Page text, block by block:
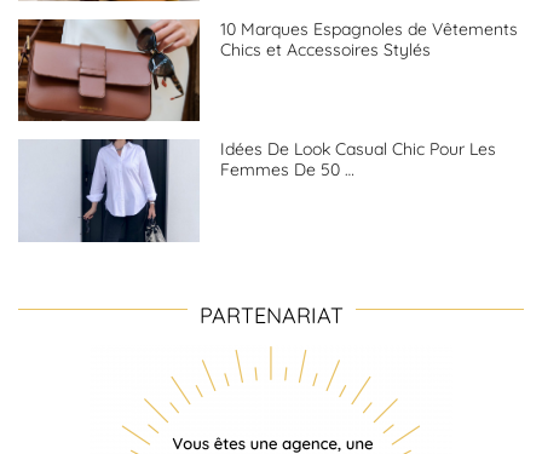
10 Marques Espagnoles de Vêtements
Chics et Accessoires Stylés
Idées De Look Casual Chic Pour Les
Femmes De 50 …
PARTENARIAT